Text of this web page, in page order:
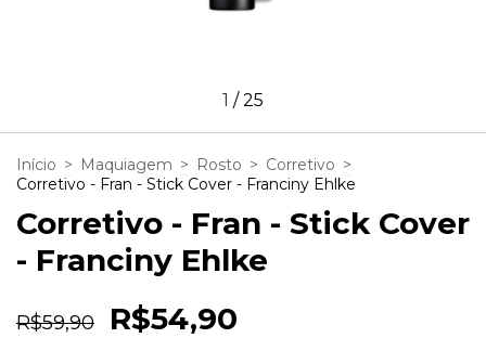
1 /25
Início > Maquiagem > Rosto > Corretivo >
Corretivo - Fran - Stick Cover - Franciny Ehlke
Corretivo - Fran - Stick Cover
- Franciny Ehlke
R$59,90 R$54,90